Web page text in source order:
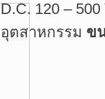
D.C. 120 –
อุตสาหกรรม ข